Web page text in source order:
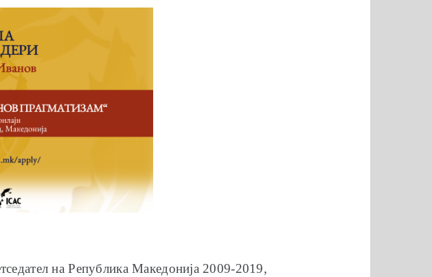
на Република Македонија 2009-2019,